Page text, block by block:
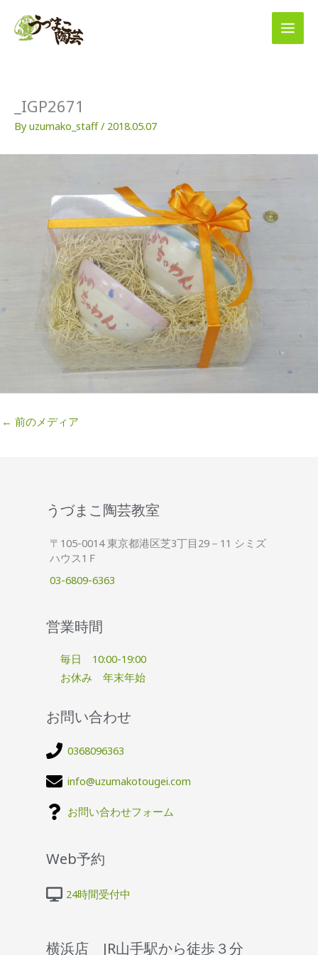
_IGP2671
Byuzumako_staff/ 2018.05.07
← 前のメディア
うづまこ陶芸教室
〒105-0014 東京都港区芝3丁目29－11 シミズ
ハウス1Ｆ
03-6809-6363
営業時間
毎日 10:00-19:00
お休み 年末年始
お問い合わせ
0368096363
info@uzumakotougei.com
お問い合わせフォーム
Web予約
24時間受付中
横浜店 JR山手駅から徒歩３分